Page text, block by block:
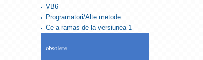
VB6
Programatori/Alte metode
Ce a ramas de la versiunea 1
obsolete